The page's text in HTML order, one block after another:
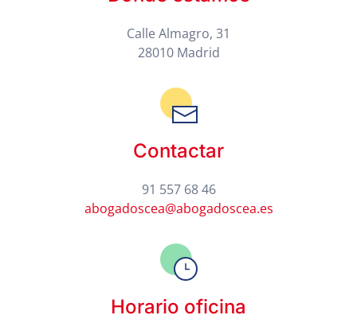
Calle Almagro, 31
28010 Madrid
Contactar
91 557 68 46
abogadoscea@abogadoscea.es
Horario oficina